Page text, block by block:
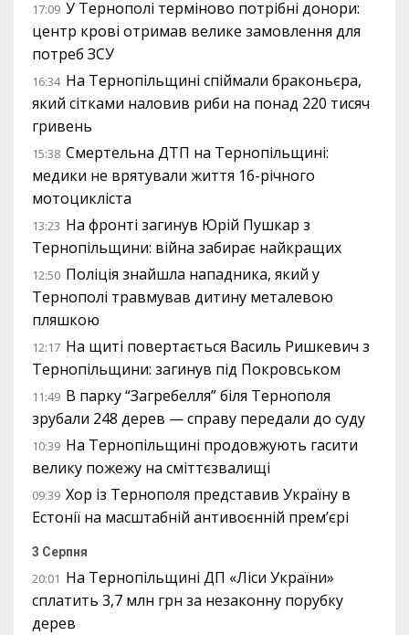
17:09 У Тернополі терміново потрібні донори:
центр крові отримав велике замовлення для
потреб ЗСУ
16:34 На Тернопільщині спіймали браконьєра,
який сітками наловив риби на понад 220 тисяч
гривень
15:38 Смертельна ДТП на Тернопільщині:
медики не врятували життя 16-річного
мотоцикліста
13:23 На фронті загинув Юрій Пушкар з
Тернопільщини: війна забирає найкращих
12:50 Поліція знайшла нападника, який у
Тернополі травмував дитину металевою
пляшкою
12:17 На щиті повертається Василь Ришкевич з
Тернопільщини: загинув під Покровськом
11:49 В парку “Загребелля” біля Тернополя
зрубали 248 дерев — справу передали до суду
10:39 На Тернопільщині продовжують гасити
велику пожежу на сміттєзвалищі
09:39 Хор із Тернополя представив Україну в
Естонії на масштабній антивоєнній прем’єрі
3 Серпня
20:01 На Тернопільщині ДП «Ліси України»
сплатить 3,7 млн грн за незаконну порубку
дерев